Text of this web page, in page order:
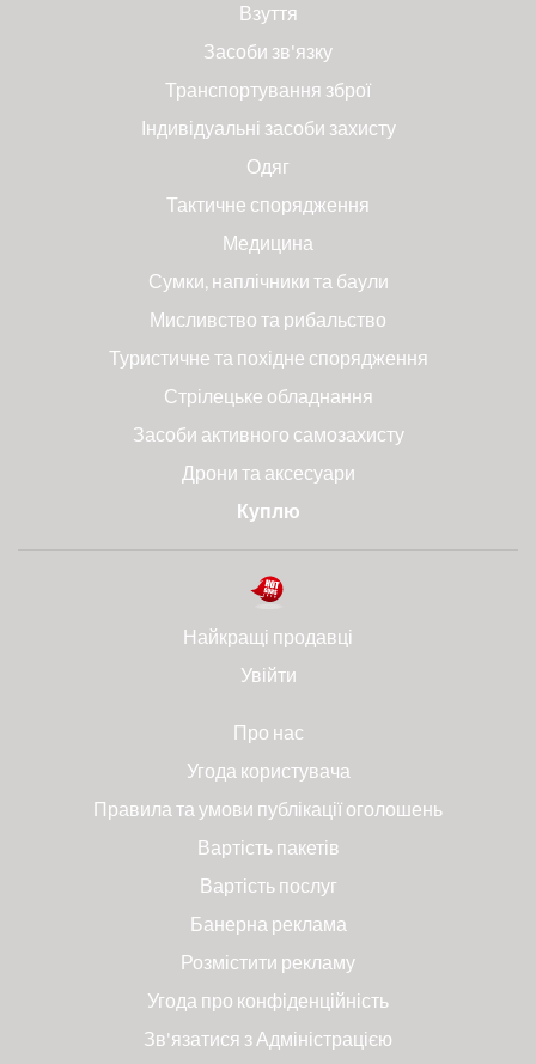
Взуття
Засоби зв'язку
Транспортування зброї
Індивідуальні засоби захисту
Одяг
Тактичне спорядження
Медицина
Сумки, наплічники та баули
Мисливство та рибальство
Туристичне та похідне спорядження
Стрілецьке обладнання
Засоби активного самозахисту
Дрони та аксесуари
Куплю
Найкращі продавці
Увійти
Про нас
Угода користувача
Правила та умови публікації оголошень
Вартість пакетів
Вартість послуг
Банерна реклама
Розмістити рекламу
Угода про конфіденційність
Зв'язатися з Адміністрацією